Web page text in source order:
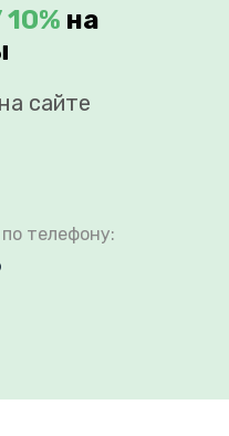
на
сайте
телефону: